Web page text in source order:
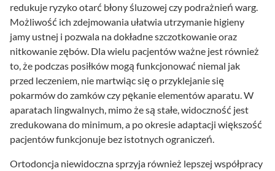
redukuje ryzyko otarć błony śluzowej czy podrażnień warg.
Możliwość ich zdejmowania ułatwia utrzymanie higieny
jamy ustnej i pozwala na dokładne szczotkowanie oraz
nitkowanie zębów. Dla wielu pacjentów ważne jest również
to, że podczas posiłków mogą funkcjonować niemal jak
przed leczeniem, nie martwiąc się o przyklejanie się
pokarmów do zamków czy pękanie elementów aparatu. W
aparatach lingwalnych, mimo że są stałe, widoczność jest
zredukowana do minimum, a po okresie adaptacji większość
pacjentów funkcjonuje bez istotnych ograniczeń.
Ortodoncja niewidoczna sprzyja również lepszej współpracy